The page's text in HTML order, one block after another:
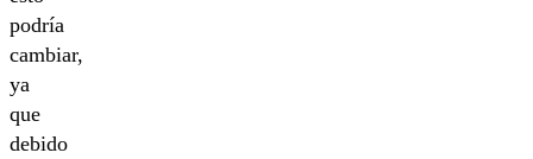
podría
cambiar,
ya
que
debido